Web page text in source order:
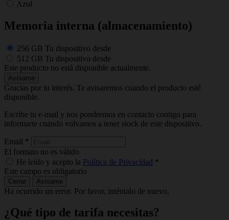
Azul
Memoria interna (almacenamiento)
256 GB Tu dispositivo desde
512 GB Tu dispositivo desde
Este producto no está disponible actualmente.
Avísame
Gracias por tu interés. Te avisaremos cuando el producto esté
disponible.
Escribe tu e-mail y nos pondremos en contacto contigo para
informarte cuando volvamos a tener stock de este dispositivo.
Email *
El formato no es válido
He leído y acepto la Política de Privacidad *
Este campo es obligatorio
Cerrar Avísame
Ha ocurrido un error. Por favor, inténtalo de nuevo.
¿Qué tipo de tarifa necesitas?